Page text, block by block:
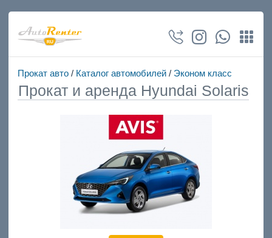
Прокат авто/ Каталог автомобилей/ Эконом класс
Прокат и аренда Hyundai Solaris